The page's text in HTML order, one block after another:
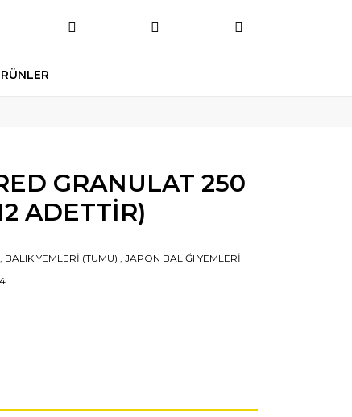
GRANULAT 250
ADETTİR)
, BALIK YEMLERİ (TÜMÜ) , JAPON BALIĞI YEMLERİ